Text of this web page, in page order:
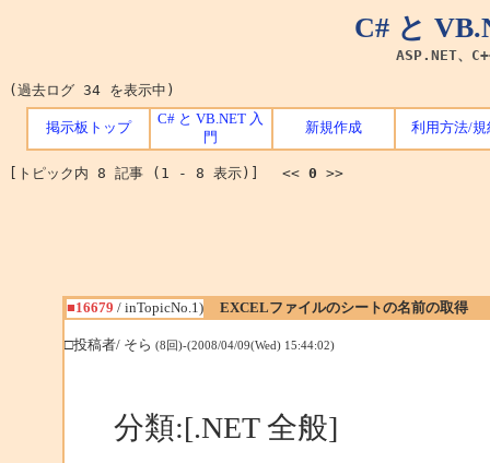
C# と
ASP.NET、
(過去ログ 34 を表示中)
掲示板トップ
C# と VB.NET 入
門
新規作成 利用方法/規
[トピック内 8 記事 (1 - 8 表示)] << 0 >>
■16679 / inTopicNo.1) EXCELファイルのシートの名前の取得
□投稿者/ そら (8回)-(2008/04/09(Wed) 15:44:02)
分類:[.NET 全般]